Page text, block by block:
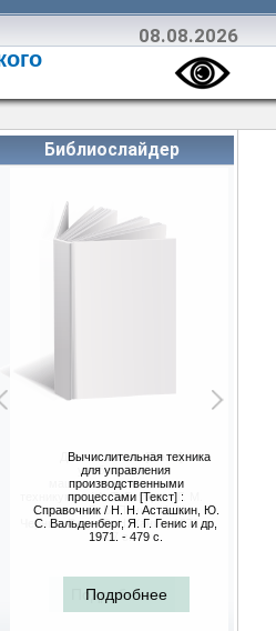
08.08.2026
Библиослайдер
Вычислительная техника
для управления
производственными
процессами [Текст] :
Справочник / Н. Н. Асташкин, Ю.
С. Вальденберг, Я. Г. Генис и др,
1971. - 479 с.
Подробнее